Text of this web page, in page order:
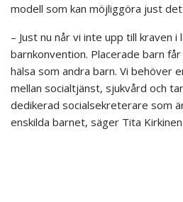
modell som kan möjliggöra just
– Just nu når vi inte upp till kraven i
barnkonvention. Placerade barn
hälsa som andra barn. Vi behöver
mellan socialtjänst, sjukvård och
dedikerad socialsekreterare som
enskilda barnet, säger Tita Kirkinen.